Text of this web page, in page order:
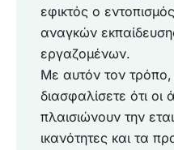
εφικτός ο
αναγκών
εργαζομένων.
Με αυτόν τον τρόπο,
διασφαλίσετε ότι
πλαισιώνουν την
ικανότητες και τα